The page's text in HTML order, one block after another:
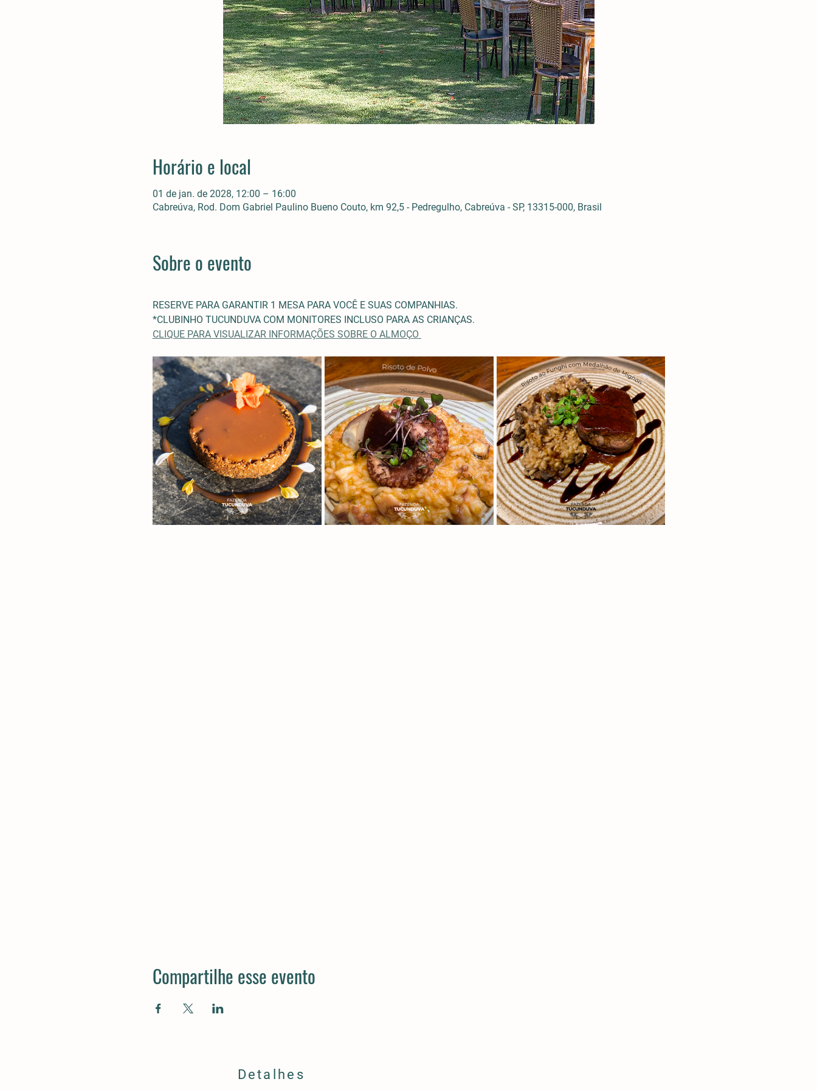
Horário e local
01 de jan. de 2028, 12:00 – 16:00
Cabreúva, Rod. Dom Gabriel Paulino Bueno Couto, km 92,5 - Pedregulho, Cabreúva - SP, 13315-000, Brasil
Sobre o evento
RESERVE PARA GARANTIR 1 MESA PARA VOCÊ E SUAS COMPANHIAS.
*CLUBINHO TUCUNDUVA COM MONITORES INCLUSO PARA AS CRIANÇAS.
CLIQUE PARA VISUALIZAR INFORMAÇÕES SOBRE O ALMOÇO
Compartilhe esse evento
Detalhes